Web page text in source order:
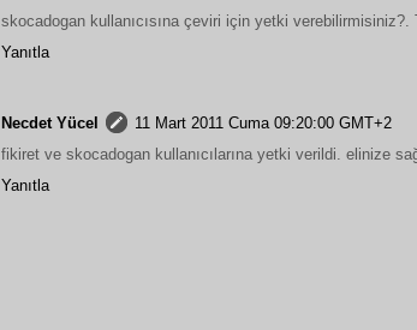
skocadogan kullanıcısına çeviri için yetki verebilirmisiniz?.
Yanıtla
Necdet Yücel
11 Mart 2011 Cuma 09:20:00 GMT+2
fikiret ve skocadogan kullanıcılarına yetki verildi. elinize
Yanıtla